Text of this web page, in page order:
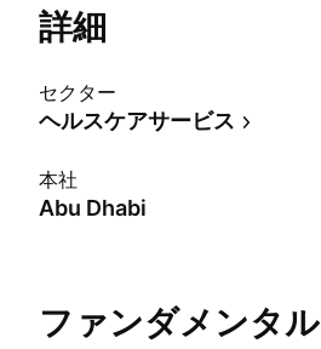
詳細
セクター
ヘルスケアサービス
本社
Abu Dhabi
ファンダメンタル